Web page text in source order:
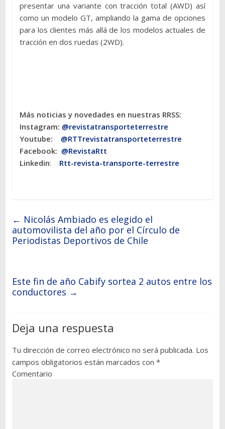
presentar una variante con tracción total (AWD) así
como un modelo GT, ampliando la gama de opciones
para los clientes más allá de los modelos actuales de
tracción en dos ruedas (2WD).
Más noticias y novedades en nuestras RRSS:
Instagram: @revistatransporteterrestre
Youtube: @RTTrevistatransporteterrestre
Facebook: @RevistaRtt
Linkedin: Rtt-revista-transporte-terrestre
← Nicolás Ambiado es elegido el
automovilista del año por el Círculo de
Periodistas Deportivos de Chile
Este fin de año Cabify sortea 2 autos entre los
conductores →
Deja una respuesta
Tu dirección de correo electrónico no será publicada. Los
campos obligatorios están marcados con *
Comentario